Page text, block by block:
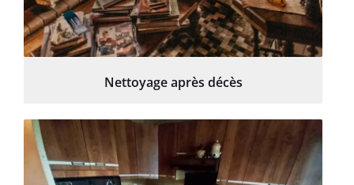
Nettoyage après décès